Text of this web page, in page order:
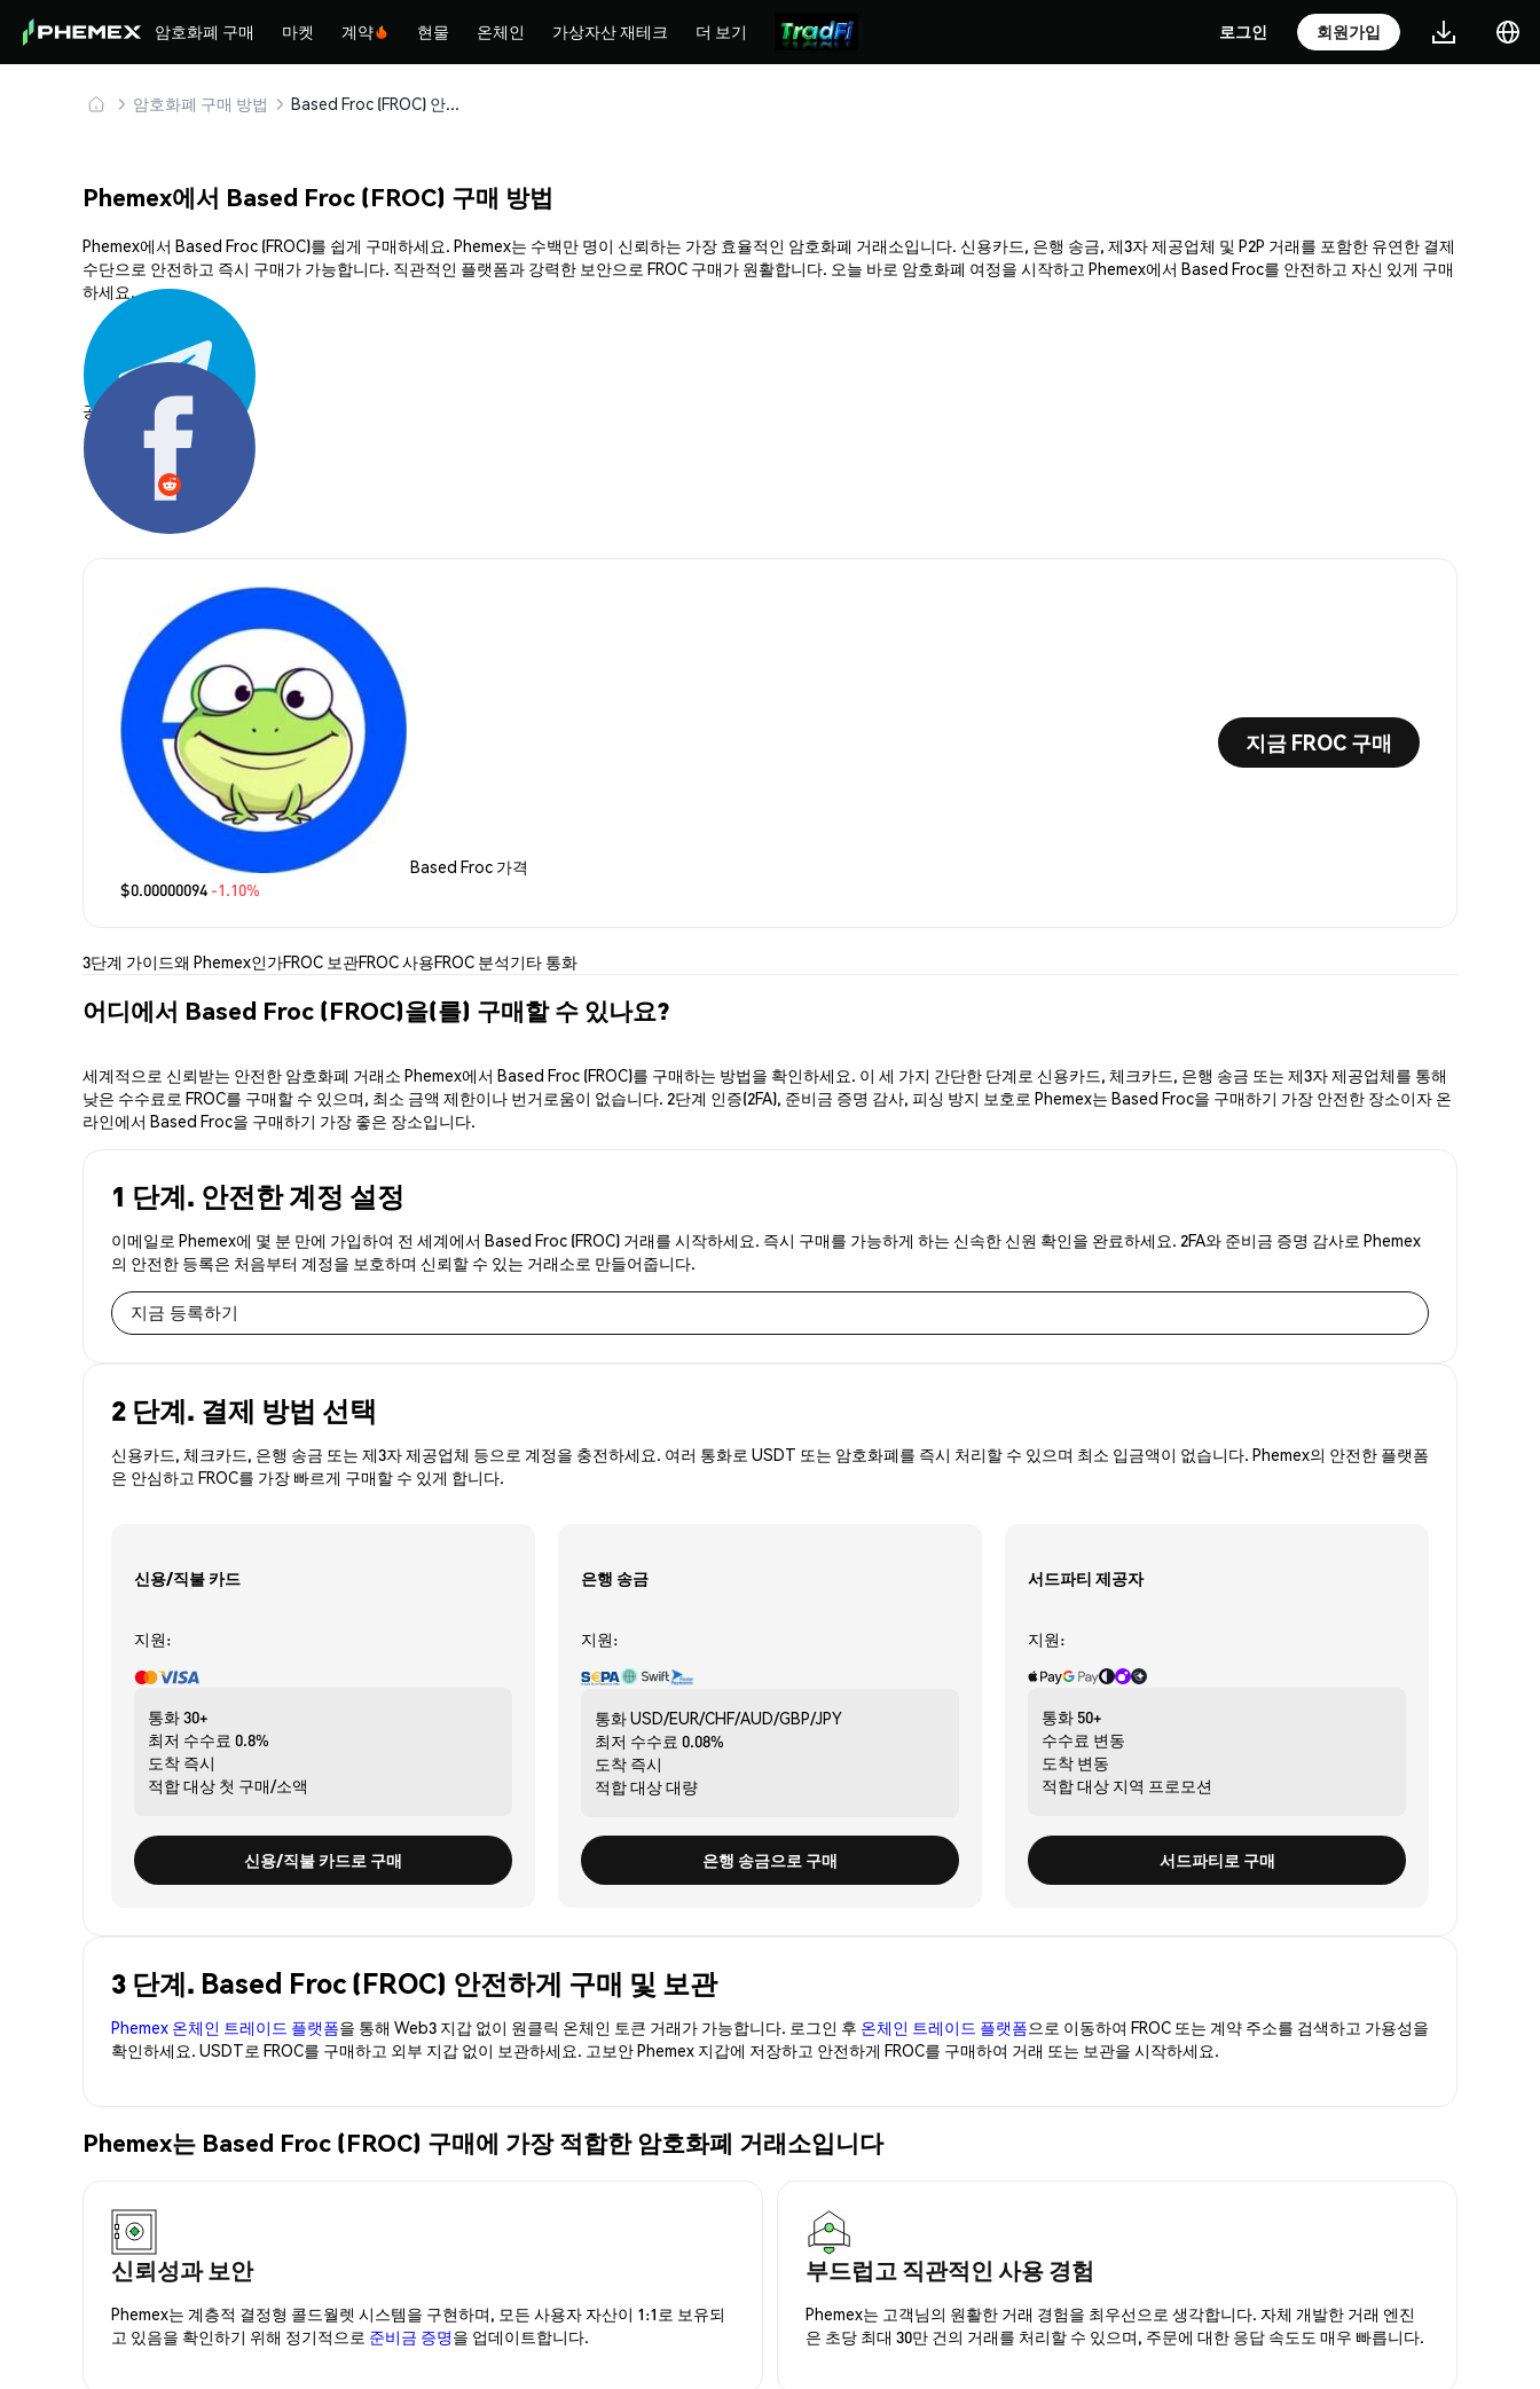
암호화폐 구매 마켓 계약 현물 온체인 가상자산 재테크 더 보기 로그인 회원가입
암호화폐 구매 방법 Based Froc (FROC) 안전하게 구매 및 보관
Phemex에서 Based Froc (FROC) 구매 방법
Phemex에서 Based Froc (FROC)를 쉽게 구매하세요. Phemex는 수백만 명이 신뢰하는 가장 효율적인 암호화폐 거래소입니다. 신용카드, 은행 송금, 제3자 제공업체 및 P2P 거래를 포함한 유연한 결제
수단으로 안전하고 즉시 구매가 가능합니다. 직관적인 플랫폼과 강력한 보안으로 FROC 구매가 원활합니다. 오늘 바로 암호화폐 여정을 시작하고 Phemex에서 Based Froc를 안전하고 자신 있게 구매
하세요.
공유하기:
Based Froc 가격
$0.00000094 -1.10%
지금 FROC 구매
3단계 가이드왜 Phemex인가FROC 보관FROC 사용FROC 분석기타 통화
어디에서 Based Froc (FROC)을(를) 구매할 수 있나요?
세계적으로 신뢰받는 안전한 암호화폐 거래소 Phemex에서 Based Froc (FROC)를 구매하는 방법을 확인하세요. 이 세 가지 간단한 단계로 신용카드, 체크카드, 은행 송금 또는 제3자 제공업체를 통해
낮은 수수료로 FROC를 구매할 수 있으며, 최소 금액 제한이나 번거로움이 없습니다. 2단계 인증(2FA), 준비금 증명 감사, 피싱 방지 보호로 Phemex는 Based Froc을 구매하기 가장 안전한 장소이자 온
라인에서 Based Froc을 구매하기 가장 좋은 장소입니다.
1 단계. 안전한 계정 설정
이메일로 Phemex에 몇 분 만에 가입하여 전 세계에서 Based Froc (FROC) 거래를 시작하세요. 즉시 구매를 가능하게 하는 신속한 신원 확인을 완료하세요. 2FA와 준비금 증명 감사로 Phemex
의 안전한 등록은 처음부터 계정을 보호하며 신뢰할 수 있는 거래소로 만들어줍니다.
지금 등록하기
2 단계. 결제 방법 선택
신용카드, 체크카드, 은행 송금 또는 제3자 제공업체 등으로 계정을 충전하세요. 여러 통화로 USDT 또는 암호화폐를 즉시 처리할 수 있으며 최소 입금액이 없습니다. Phemex의 안전한 플랫폼
은 안심하고 FROC를 가장 빠르게 구매할 수 있게 합니다.
신용/직불 카드
지원:
통화30+
최저 수수료 0.8%
도착 즉시
적합 대상 첫 구매/소액
신용/직불 카드로 구매
은행 송금
지원:
통화USD/EUR/CHF/AUD/GBP/JPY
최저 수수료 0.08%
도착 즉시
적합 대상대량
은행 송금으로 구매
서드파티 제공자
지원:
통화 50+
수수료 변동
도착 변동
적합 대상 지역 프로모션
서드파티로 구매
3 단계. Based Froc (FROC) 안전하게 구매 및 보관
Phemex 온체인 트레이드 플랫폼을 통해 Web3 지갑 없이 원클릭 온체인 토큰 거래가 가능합니다. 로그인 후 온체인 트레이드 플랫폼으로 이동하여 FROC 또는 계약 주소를 검색하고 가용성을
확인하세요. USDT로 FROC를 구매하고 외부 지갑 없이 보관하세요. 고보안 Phemex 지갑에 저장하고 안전하게 FROC를 구매하여 거래 또는 보관을 시작하세요.
Phemex는 Based Froc (FROC) 구매에 가장 적합한 암호화폐 거래소입니다
신뢰성과 보안
Phemex는 계층적 결정형 콜드월렛 시스템을 구현하며, 모든 사용자 자산이 1:1로 보유되
고 있음을 확인하기 위해 정기적으로 준비금 증명을 업데이트합니다.
부드럽고 직관적인 사용 경험
Phemex는 고객님의 원활한 거래 경험을 최우선으로 생각합니다. 자체 개발한 거래 엔진
은 초당 최대 30만 건의 거래를 처리할 수 있으며, 주문에 대한 응답 속도도 매우 빠릅니다.